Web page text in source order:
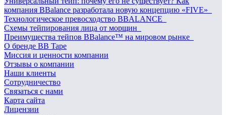
компания BBalance разработала новую концепцию «FIVE»
Технологическое превосходство BBALANCE
Схемы тейпирования лица от морщин
Преимущества тейпов BBalance™ на мировом рынке
О бренде BB Tape
Миссия и ценности компании
Отзывы о компании
Наши клиенты
Сотрудничество
Связаться с нами
Карта сайта
Лицензии